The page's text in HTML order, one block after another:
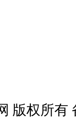
版权所有